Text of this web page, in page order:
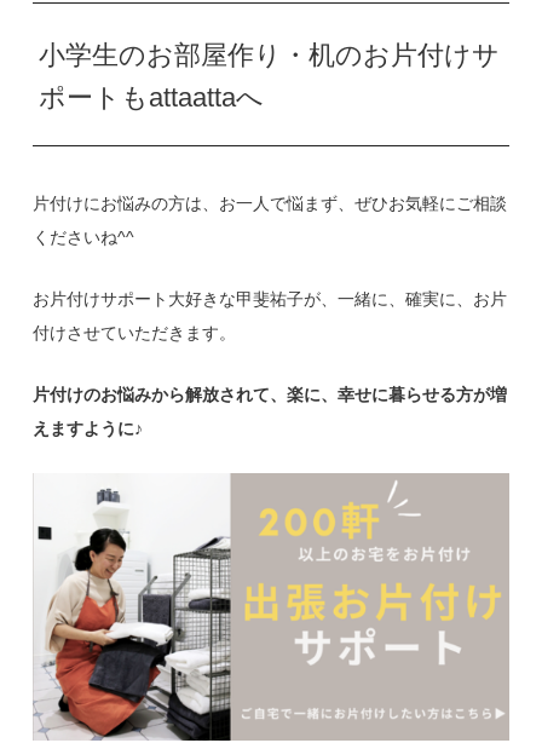
小学生のお部屋作り・机のお片付けサ
ポートもattaattaへ
片付けにお悩みの方は、お一人で悩まず、ぜひお気軽にご相談
くださいね^^
お片付けサポート大好きな甲斐祐子が、一緒に、確実に、お片
付けさせていただきます。
片付けのお悩みから解放されて、楽に、幸せに暮らせる方が増
えますように♪